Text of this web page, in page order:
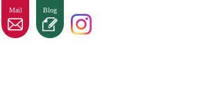
Mail Blog